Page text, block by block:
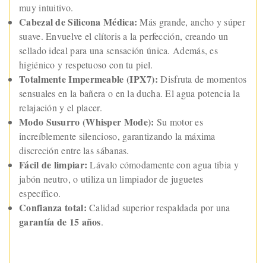
muy intuitivo.
Cabezal de Silicona Médica: Más grande, ancho y súper
suave. Envuelve el clítoris a la perfección, creando un
sellado ideal para una sensación única. Además, es
higiénico y respetuoso con tu piel.
Totalmente Impermeable (IPX7): Disfruta de momentos
sensuales en la bañera o en la ducha. El agua potencia la
relajación y el placer.
Modo Susurro (Whisper Mode): Su motor es
increíblemente silencioso, garantizando la máxima
discreción entre las sábanas.
Fácil de limpiar: Lávalo cómodamente con agua tibia y
jabón neutro, o utiliza un limpiador de juguetes
específico.
Confianza total: Calidad superior respaldada por una
garantía de 15 años.